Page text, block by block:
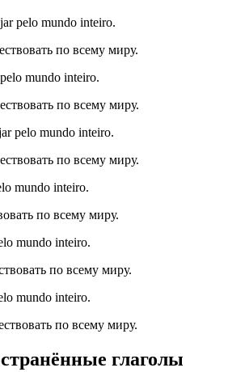
pelo mundo inteiro.
по всему миру.
mundo inteiro.
по всему миру.
pelo mundo inteiro.
по всему миру.
mundo inteiro.
по всему миру.
mundo inteiro.
по всему миру.
mundo inteiro.
по всему миру.
глаголы